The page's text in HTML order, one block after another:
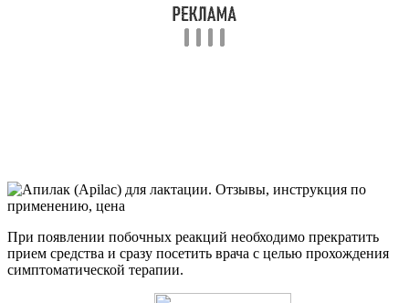
При появлении побочных реакций необходимо прекратить
прием средства и сразу посетить врача с целью прохождения
симптоматической терапии.